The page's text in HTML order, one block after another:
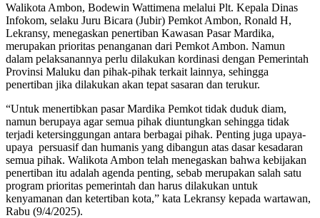
Walikota Ambon, Bodewin Wattimena melalui Plt. Kepala Dinas
Infokom, selaku Juru Bicara (Jubir) Pemkot Ambon, Ronald H,
Lekransy, menegaskan penertiban Kawasan Pasar Mardika,
merupakan prioritas penanganan dari Pemkot Ambon. Namun
dalam pelaksanannya perlu dilakukan kordinasi dengan Pemerintah
Provinsi Maluku dan pihak-pihak terkait lainnya, sehingga
penertiban jika dilakukan akan tepat sasaran dan terukur.
“Untuk menertibkan pasar Mardika Pemkot tidak duduk diam,
namun berupaya agar semua pihak diuntungkan sehingga tidak
terjadi ketersinggungan antara berbagai pihak. Penting juga upaya-
upaya persuasif dan humanis yang dibangun atas dasar kesadaran
semua pihak. Walikota Ambon telah menegaskan bahwa kebijakan
penertiban itu adalah agenda penting, sebab merupakan salah satu
program prioritas pemerintah dan harus dilakukan untuk
kenyamanan dan ketertiban kota,” kata Lekransy kepada wartawan,
Rabu (9/4/2025).